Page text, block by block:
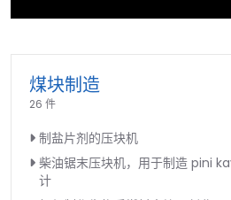
煤块制造
26 件
制盐片剂的压块机
柴油锯末压块机，用于制造 pini
计